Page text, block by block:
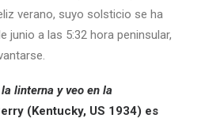
verano, suyo solsticio se ha
junio a las 5:32 hora peninsular,
linterna y veo en la
(Kentucky, US 1934) es